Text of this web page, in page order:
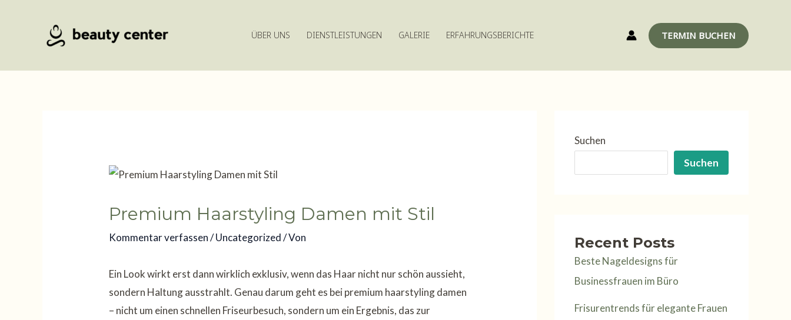
ÜBER UNS DIENSTLEISTUNGEN GALERIE ERFAHRUNGSBERICHTE TERMIN BUCHEN
Premium Haarstyling Damen mit Stil
Kommentar verfassen /Uncategorized/ Von
Ein Look wirkt erst dann wirklich exklusiv, wenn das Haar nicht nur schön aussieht,
sondern Haltung ausstrahlt. Genau darum geht es bei premium haarstyling damen
– nicht um einen schnellen Friseurbesuch, sondern um ein Ergebnis, das zur
Suchen
Suchen
Recent Posts
Beste Nageldesigns für
Businessfrauen im Büro
Frisurentrends für elegante Frauen